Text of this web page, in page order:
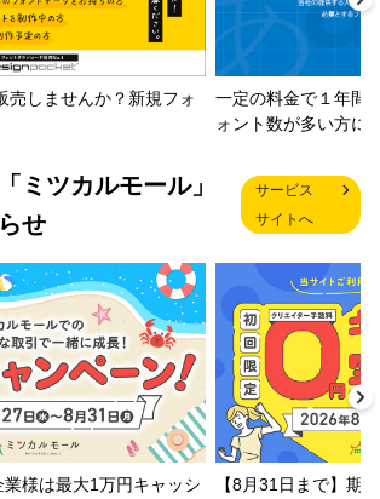
売しませんか？新規フォ
一定の料金で１年間
ォント数が多い方に
ミツカルモール」
せ
サービス
サイトへ
業様は最大1万円キャッシ
【8月31日まで】期